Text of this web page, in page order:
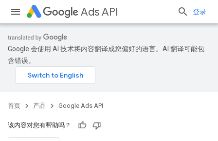
Ads API 登录
Google 会使用 AI 技术将内容翻译成您偏好的语言。AI 翻译可能包
含错误。
首页 产品 Google Ads API
该内容对您有帮助吗？